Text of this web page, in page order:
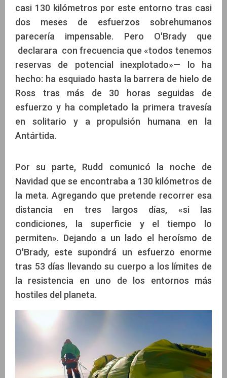
casi 130 kilómetros por este entorno tras casi
dos meses de esfuerzos sobrehumanos
parecería impensable. Pero O'Brady que
declarara con frecuencia que «todos tenemos
reservas de potencial inexplotado»— lo ha
hecho: ha esquiado hasta la barrera de hielo de
Ross tras más de 30 horas seguidas de
esfuerzo y ha completado la primera travesía
en solitario y a propulsión humana en la
Antártida.
Por su parte, Rudd comunicó la noche de
Navidad que se encontraba a 130 kilómetros de
la meta. Agregando que pretende recorrer esa
distancia en tres largos días, «si las
condiciones, la superficie y el tiempo lo
permiten». Dejando a un lado el heroísmo de
O'Brady, este supondrá un esfuerzo enorme
tras 53 días llevando su cuerpo a los límites de
la resistencia en uno de los entornos más
hostiles del planeta.